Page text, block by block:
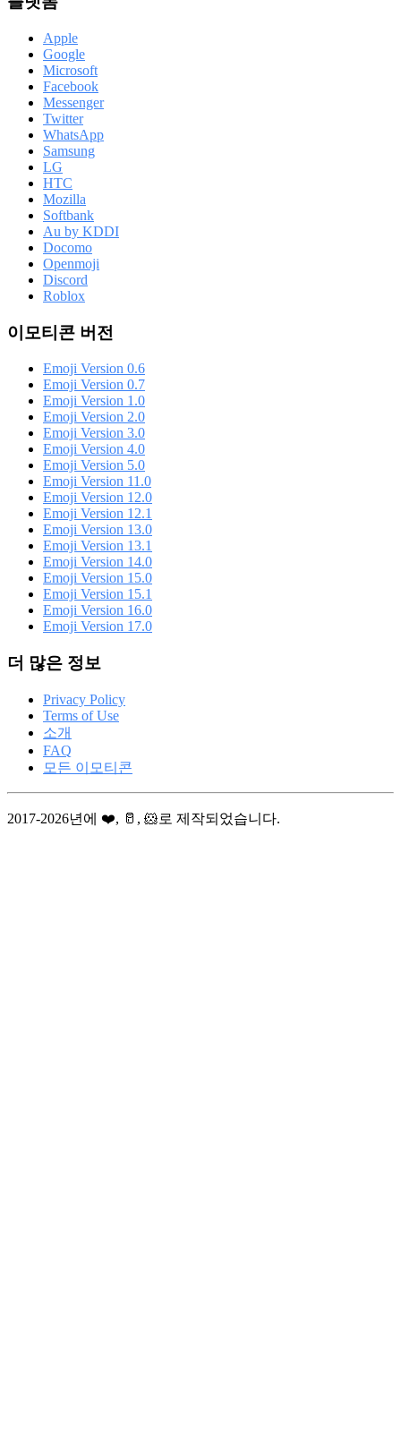
Apple
Google
Microsoft
Facebook
Messenger
Twitter
WhatsApp
Samsung
LG
HTC
Mozilla
Softbank
Au by KDDI
Docomo
Openmoji
Discord
Roblox
이모티콘 버전
Emoji Version 0.6
Emoji Version 0.7
Emoji Version 1.0
Emoji Version 2.0
Emoji Version 3.0
Emoji Version 4.0
Emoji Version 5.0
Emoji Version 11.0
Emoji Version 12.0
Emoji Version 12.1
Emoji Version 13.0
Emoji Version 13.1
Emoji Version 14.0
Emoji Version 15.0
Emoji Version 15.1
Emoji Version 16.0
Emoji Version 17.0
더 많은 정보
Privacy Policy
Terms of Use
소개
FAQ
모든 이모티콘
2017-2026년에 ❤️, 🥛, 🐹로 제작되었습니다.